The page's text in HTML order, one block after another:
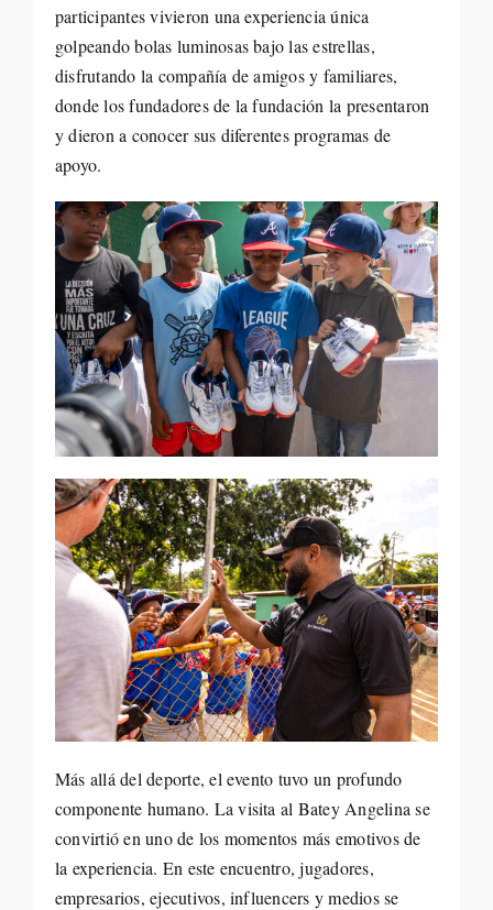
participantes vivieron una experiencia única
golpeando bolas luminosas bajo las estrellas,
disfrutando la compañía de amigos y familiares,
donde los fundadores de la fundación la presentaron
y dieron a conocer sus diferentes programas de
apoyo.
Más allá del deporte, el evento tuvo un profundo
componente humano. La visita al Batey Angelina se
convirtió en uno de los momentos más emotivos de
la experiencia. En este encuentro, jugadores,
empresarios, ejecutivos, influencers y medios se